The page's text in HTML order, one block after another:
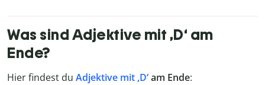
Was sind Adjektive mit ,D‘ am
Ende?
Hier findest du Adjektive mit ,D‘am Ende: